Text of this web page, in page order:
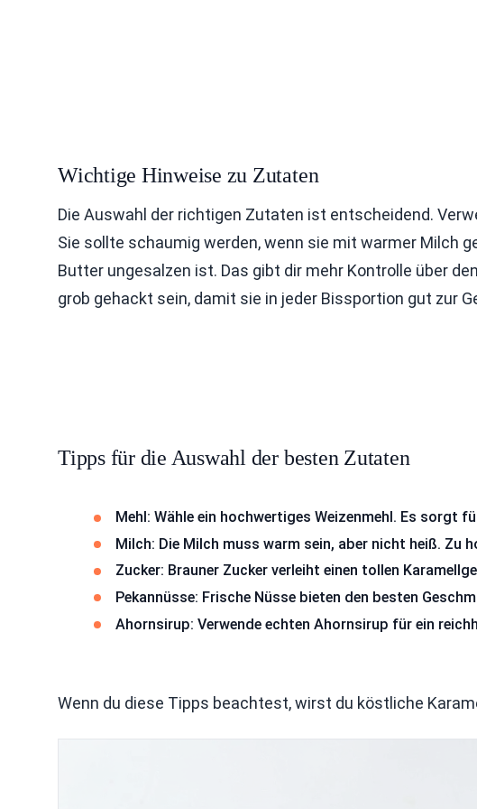
Wichtige Hinweise zu Zutaten
Die Auswahl der richtigen Zutaten ist entscheidend.
Sie sollte schaumig werden, wenn sie mit warmer Milch
Butter ungesalzen ist. Das gibt dir mehr Kontrolle über
grob gehackt sein, damit sie in jeder Bissportion gut zur
Tipps für die Auswahl der besten Zutaten
Mehl: Wähle ein hochwertiges Weizenmehl. Es sorgt
Milch: Die Milch muss warm sein, aber nicht heiß. Zu
Zucker: Brauner Zucker verleiht einen tollen
Pekannüsse: Frische Nüsse bieten den besten
Ahornsirup: Verwende echten Ahornsirup für ein
Wenn du diese Tipps beachtest, wirst du köstliche